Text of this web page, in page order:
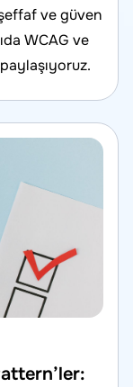
ve güven
WCAG ve